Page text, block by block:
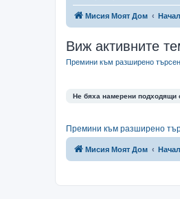
Мисия Моят Дом
Виж активните
Премини към разширено
Не бяха намерени подходящи
Премини към разширено
Мисия Моят Дом